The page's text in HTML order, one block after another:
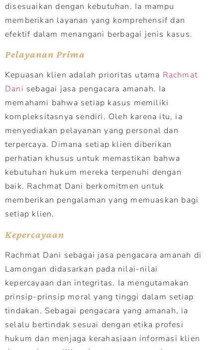
disesuaikan dengan kebutuhan. Ia mampu
memberikan layanan yang komprehensif dan
efektif dalam menangani berbagai jenis kasus.
Pelayanan Prima
Kepuasan klien adalah prioritas utama Rachmat
Dani sebagai jasa pengacara amanah. Ia
memahami bahwa setiap kasus memiliki
kompleksitasnya sendiri. Oleh karena itu, ia
menyediakan pelayanan yang personal dan
terpercaya. Dimana setiap klien diberikan
perhatian khusus untuk memastikan bahwa
kebutuhan hukum mereka terpenuhi dengan
baik. Rachmat Dani berkomitmen untuk
memberikan pengalaman yang memuaskan bagi
setiap klien.
Kepercayaan
Rachmat Dani sebagai jasa pengacara amanah di
Lamongan didasarkan pada nilai-nilai
kepercayaan dan integritas. Ia mengutamakan
prinsip-prinsip moral yang tinggi dalam setiap
tindakan. Sebagai pengacara yang amanah, ia
selalu bertindak sesuai dengan etika profesi
hukum dan menjaga kerahasiaan informasi klien